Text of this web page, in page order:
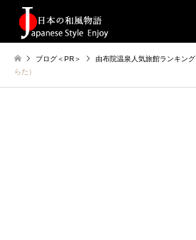
ブログ＜PR＞ 由布院温泉人気旅館ランキング
らた）